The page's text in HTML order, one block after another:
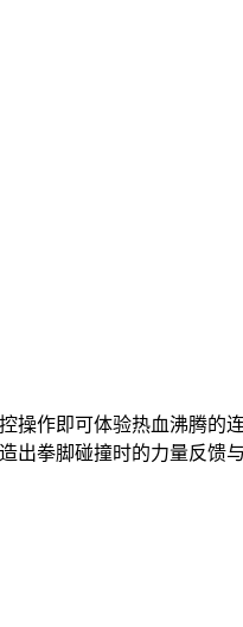
操作即可体验热血沸腾
拳脚碰撞时的力量反馈